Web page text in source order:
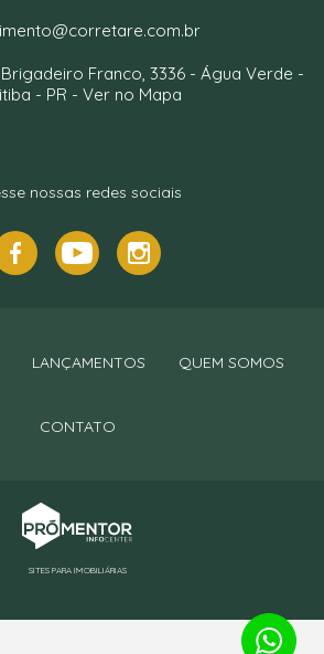
Franco, 3336 - Água Verde -
- PR - Ver no Mapa
nossas redes sociais
LANÇAMENTOS QUEM SOMOS
CONTATO
SITES PARA IMOBILIÁRIAS